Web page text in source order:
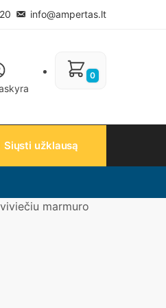
info@ampertas.lt
0
Siųsti užklausą
marmuro